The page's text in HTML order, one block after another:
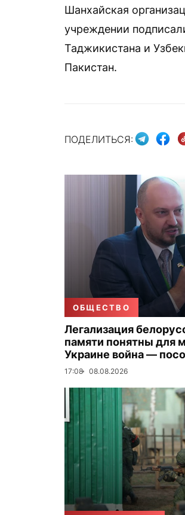
Шанхайская
учреждении
Таджикистана и
Пакистан.
ПОДЕЛИТЬСЯ:
ОБЩЕСТВО
Легализация
памяти понятны для
Украине война —
17:08 08.08.2026